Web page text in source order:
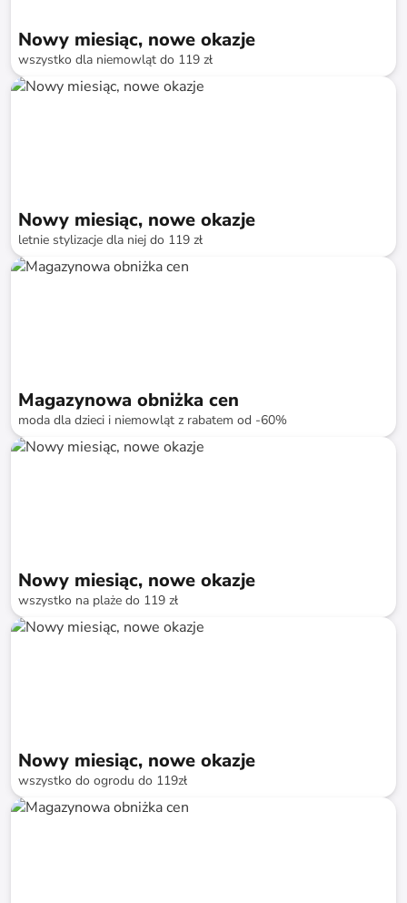
Nowy miesiąc, nowe okazje
wszystko dla niemowląt do 119 zł
do-85%* Szybka dostawa
Nowy miesiąc, nowe okazje
letnie stylizacje dla niej do 119 zł
do-85%* Szybka dostawa
Magazynowa obniżka cen
moda dla dzieci i niemowląt z rabatem od -60%
do-74%* Szybka dostawa
Nowy miesiąc, nowe okazje
wszystko na plaże do 119 zł
do-85%*
Nowy miesiąc, nowe okazje
wszystko do ogrodu do 119zł
do-85%* Szybka dostawa